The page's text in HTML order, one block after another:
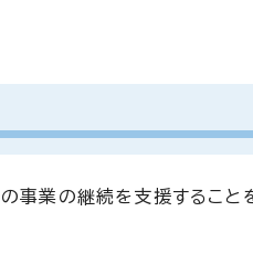
事業の継続を支援すること